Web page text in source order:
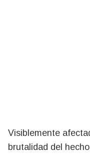
Visiblemente
brutalidad del